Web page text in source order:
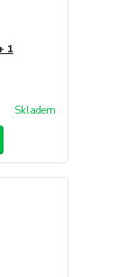
1
Skladem